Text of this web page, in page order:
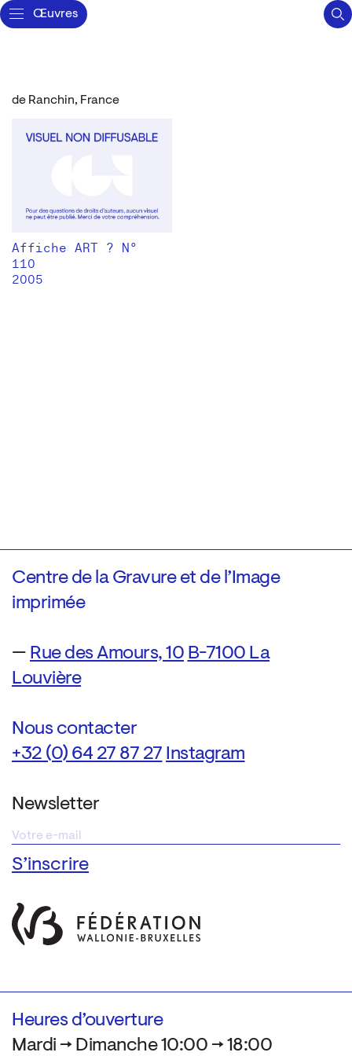
Œuvres
de Ranchin, France
Affiche ART ? N°
110
2005
Centre de la Gravure et de l’Image
imprimée
— Rue des Amours, 10 B-7100 La
Louvière
Nous contacter
+32 (0) 64 27 87 27 Instagram
Newsletter
Heures d’ouverture
Mardi → Dimanche 10:00 → 18:00